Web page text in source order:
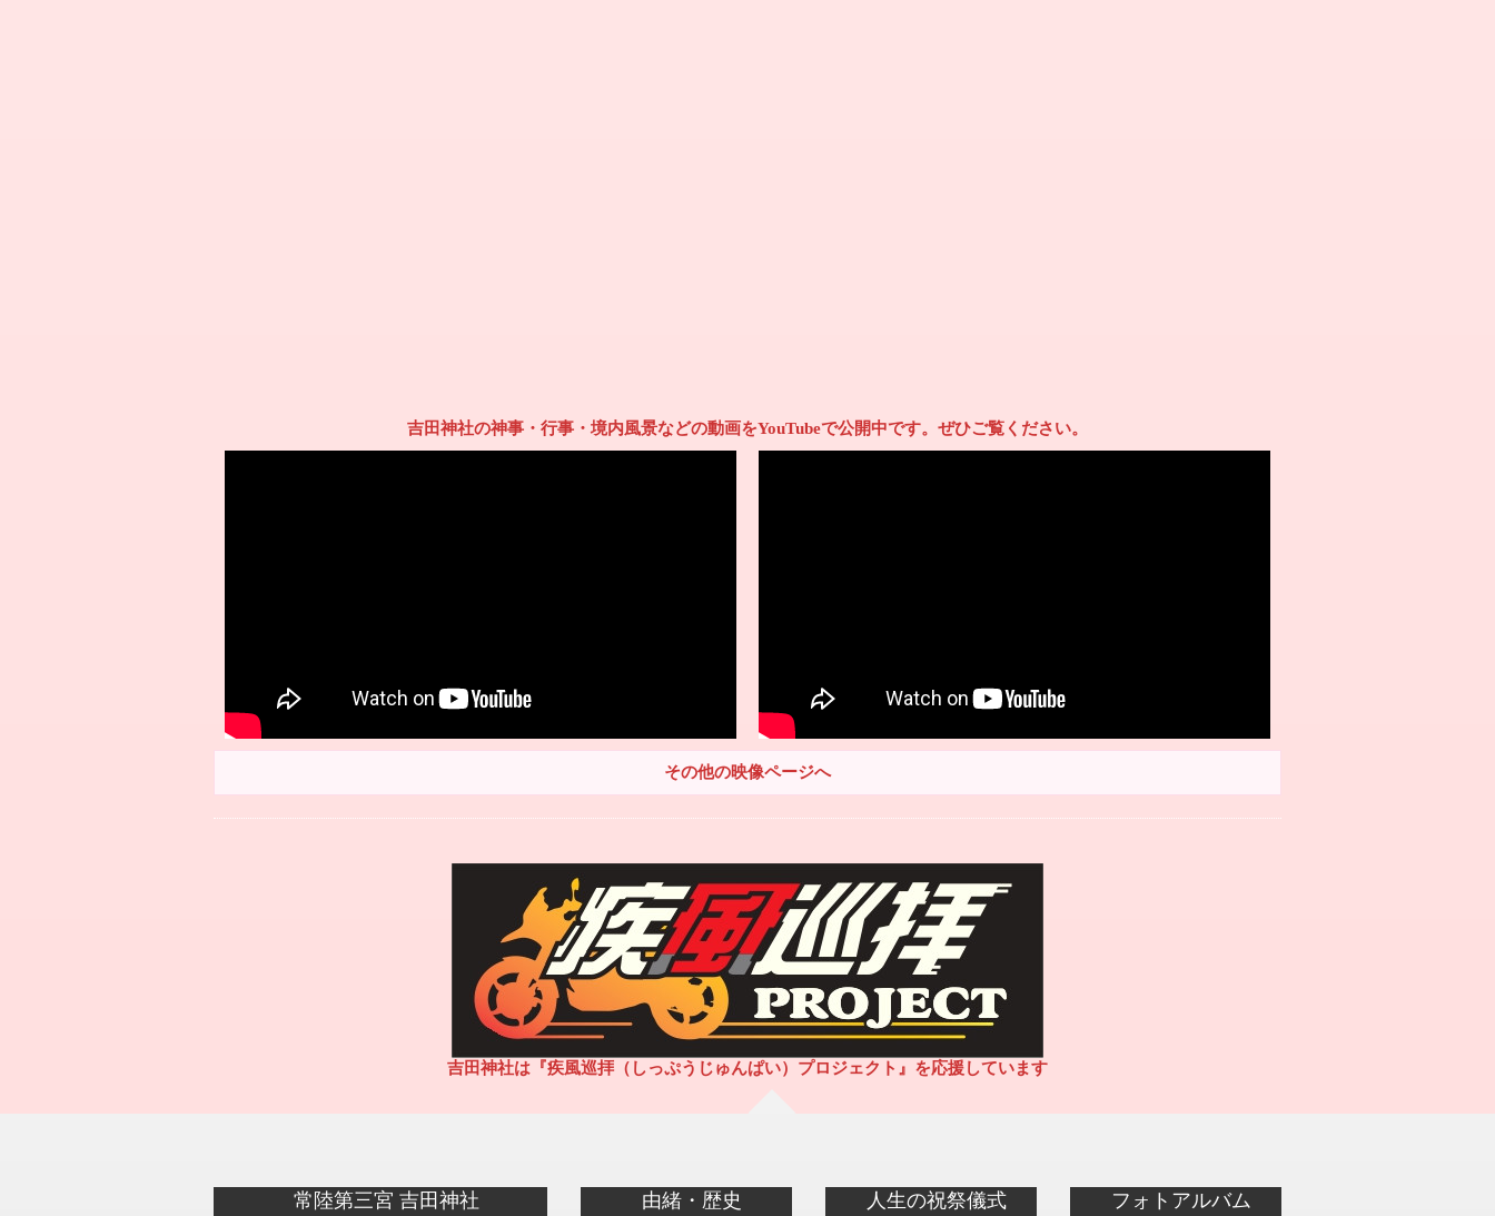
吉田神社の神事・行事・境内風景などの動画をYouTubeで公開中です。ぜひご覧ください。
その他の映像ページへ
吉田神社は『疾風巡拝（しっぷうじゅんぱい）プロジェクト』を応援しています
常陸第三宮 吉田神社 由緒・歴史 人生の祝祭儀式 フォトアルバム